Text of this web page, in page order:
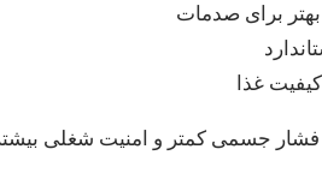
برای صدمات
غذا
جسمی کمتر و امنیت شغلی